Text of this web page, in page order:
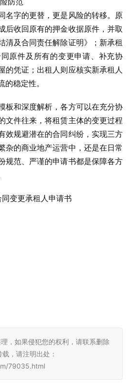
名字的更替，更是风险的转移。原
后收回原有的押金收据原件，并取
清及合同责任解除证明》；新承租
原件及所有的变更申请、补充协
的凭证；出租人则应核实新承租人
稳定性。
板和深度解析，各方可以在充分协
文件往来，将租赁主体的变更过程
效规避潜在的合同纠纷，实现三方
杂的商业地产运营中，还是在日常
规范、严谨的申请书都是保障各方
，如果侵犯您的权利，请联系删除
，请注明出处：
79035.html